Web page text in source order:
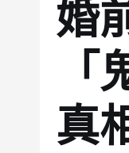
婚
真